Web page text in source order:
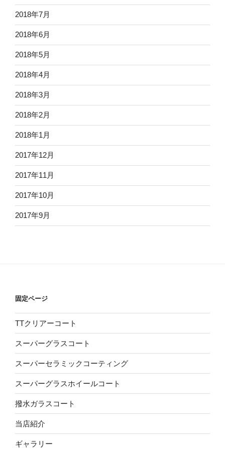
2018年7月
2018年6月
2018年5月
2018年4月
2018年3月
2018年2月
2018年1月
2017年12月
2017年11月
2017年10月
2017年9月
固定ページ
TTクリアーコート
スーパーグラスコート
スーパーセラミックコーティング
スーパーグラスホイールコート
撥水ガラスコート
当店紹介
ギャラリー